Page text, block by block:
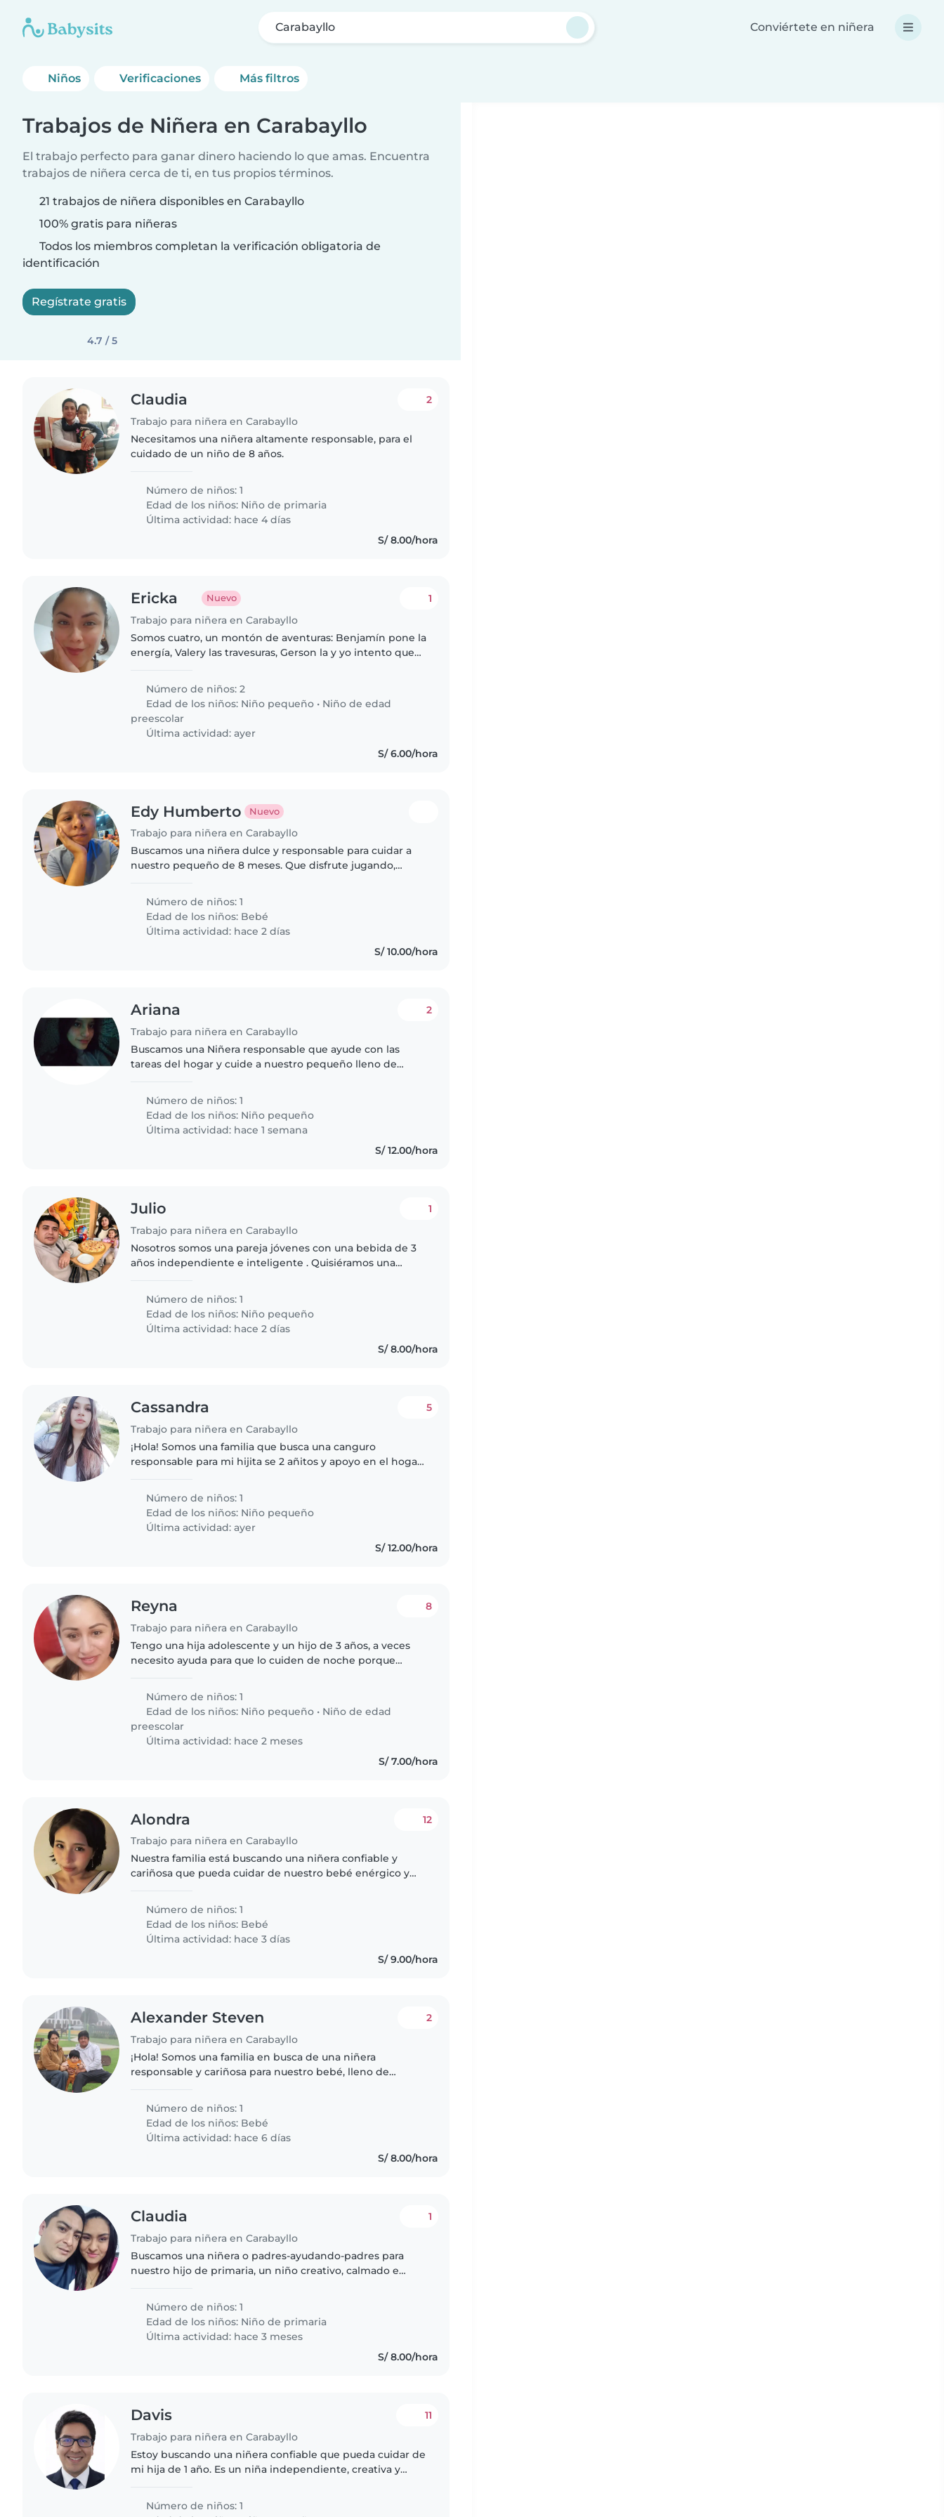
Carabayllo Conviértete en niñera
Niños Verificaciones Más filtros
Trabajos de Niñera en Carabayllo
El trabajo perfecto para ganar dinero haciendo lo que amas. Encuentra
trabajos de niñera cerca de ti, en tus propios términos.
21 trabajos de niñera disponibles en Carabayllo
100% gratis para niñeras
Todos los miembros completan la verificación obligatoria de
identificación
Regístrate gratis
4.7 / 5
Claudia
Trabajo para niñera en Carabayllo
2
Necesitamos una niñera altamente responsable, para el
cuidado de un niño de 8 años.
Número de niños: 1
Edad de los niños: Niño de primaria
Última actividad: hace 4 días
S/ 8.00/hora
Ericka Nuevo
Trabajo para niñera en Carabayllo
1
Somos cuatro, un montón de aventuras: Benjamín pone la
energía, Valery las travesuras, Gerson la y yo intento que
Número de niños: 2
Edad de los niños: Niño pequeño • Niño de edad
preescolar
Última actividad: ayer
S/ 6.00/hora
Edy Humberto Nuevo
Trabajo para niñera en Carabayllo
Buscamos una niñera dulce y responsable para cuidar a
nuestro pequeño de 8 meses. Que disfrute jugando,
quien se sienta cómoda..
Número de niños: 1
Edad de los niños: Bebé
Última actividad: hace 2 días
S/ 10.00/hora
Ariana
Trabajo para niñera en Carabayllo
2
Buscamos una Niñera responsable que ayude con las
tareas del hogar y cuide a nuestro pequeño lleno de
conocernos?
Número de niños: 1
Edad de los niños: Niño pequeño
Última actividad: hace 1 semana
S/ 12.00/hora
Julio
Trabajo para niñera en Carabayllo
1
Nosotros somos una pareja jóvenes con una bebida de 3
años independiente e inteligente . Quisiéramos una
Que cuide de nuestra hijita..
Número de niños: 1
Edad de los niños: Niño pequeño
Última actividad: hace 2 días
S/ 8.00/hora
Cassandra
Trabajo para niñera en Carabayllo
5
¡Hola! Somos una familia que busca una canguro
responsable para mi hijita se 2 añitos y apoyo en el hogar.
edad solicitada..
Número de niños: 1
Edad de los niños: Niño pequeño
Última actividad: ayer
S/ 12.00/hora
Reyna
Trabajo para niñera en Carabayllo
8
Tengo una hija adolescente y un hijo de 3 años, a veces
necesito ayuda para que lo cuiden de noche porque
Número de niños: 1
Edad de los niños: Niño pequeño • Niño de edad
preescolar
Última actividad: hace 2 meses
S/ 7.00/hora
Alondra
Trabajo para niñera en Carabayllo
12
Nuestra familia está buscando una niñera confiable y
cariñosa que pueda cuidar de nuestro bebé enérgico y
nuestro hogar y a las necesidades..
Número de niños: 1
Edad de los niños: Bebé
Última actividad: hace 3 días
S/ 9.00/hora
Alexander Steven
Trabajo para niñera en Carabayllo
2
¡Hola! Somos una familia en busca de una niñera
responsable y cariñosa para nuestro bebé, lleno de
alguien que se sienta cómoda ayudando..
Número de niños: 1
Edad de los niños: Bebé
Última actividad: hace 6 días
S/ 8.00/hora
Claudia
Trabajo para niñera en Carabayllo
1
Buscamos una niñera o padres-ayudando-padres para
nuestro hijo de primaria, un niño creativo, calmado e
con la cena y las tareas...
Número de niños: 1
Edad de los niños: Niño de primaria
Última actividad: hace 3 meses
S/ 8.00/hora
Davis
Trabajo para niñera en Carabayllo
11
Estoy buscando una niñera confiable que pueda cuidar de
mi hija de 1 año. Es un niña independiente, creativa y
cuidándolo en..
Número de niños: 1